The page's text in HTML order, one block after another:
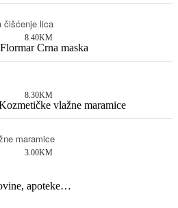
čišćenje lica
8.40KM
8.30KM
maramice
3.00KM
apoteke…